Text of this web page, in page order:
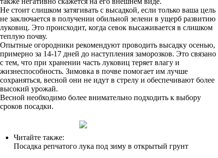
Не стоит слишком затягивать с высадкой, если только ваша цель
не заключается в получении обильной зелени в ущерб развитию
луковиц. Это происходит, когда севок высаживается в слишком
теплую почву.
Опытные огородники рекомендуют проводить высадку осенью,
примерно за 14-17 дней до наступления заморозков. Это связано
с тем, что при хранении часть луковиц теряет влагу и
жизнеспособность. Зимовка в почве помогает им лучше
сохраняться, весной они не идут в стрелу и обеспечивают более
высокий урожай.
Весной необходимо более внимательно подходить к выбору
сроков посадки.
Читайте также:
Посадка репчатого лука под зиму в открытый грунт